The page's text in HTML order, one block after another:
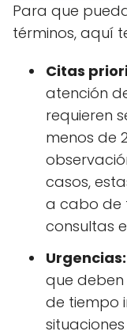
Para que
términos, aquí
Citas
atención
requieren
menos de
casos,
a cabo de
consultas
Urgencias:
que
de tiempo